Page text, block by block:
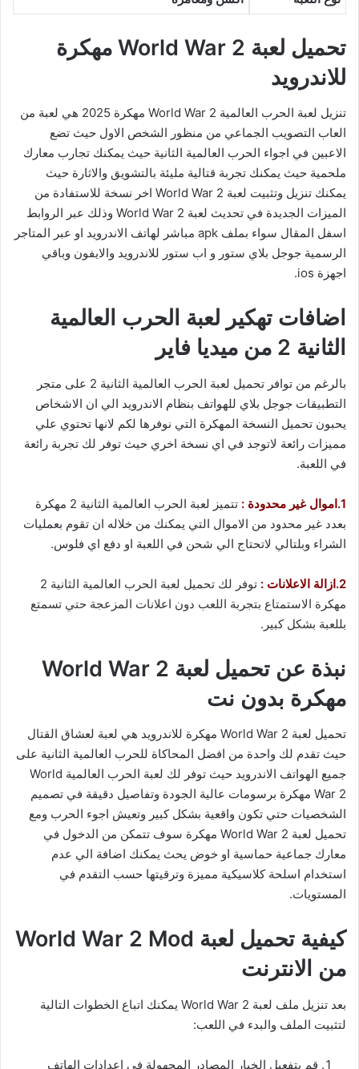
تحميل لعبة World War 2 مهكرة
للاندرويد
تنزيل لعبة الحرب العالمية World War 2 مهكرة 2025 هي لعبة من
العاب التصويب الجماعي من منظور الشخص الاول حيث تضع
الاعبين في اجواء الحرب العالمية الثانية حيث يمكنك تجارب معارك
ملحمية حيث يمكنك تجربة قتالية مليئة بالتشويق والاثارة حيث
يمكنك تنزيل وتثبيت لعبة World War 2 اخر نسخة للاستفادة من
الميزات الجديدة في تحديث لعبة World War 2 وذلك عبر الروابط
اسفل المقال سواء بملف apk مباشر لهاتف الاندرويد او عبر المتاجر
الرسمية جوجل بلاي ستور و اب ستور للاندرويد والايفون وباقي
اجهزة ios.
اضافات تهكير لعبة الحرب العالمية
الثانية 2 من ميديا فاير
بالرغم من توافر تحميل لعبة الحرب العالمية الثانية 2 على متجر
التطبيقات جوجل بلاي للهواتف بنظام الاندرويد الي ان الاشخاص
يحبون تحميل النسخة المهكرة التي نوفرها لكم لانها تحتوي علي
مميزات رائعة لاتوجد في اي نسخة اخري حيث توفر لك تجربة رائعة
في اللعبة.
1.اموال غير محدودة :
تتميز لعبة الحرب العالمية الثانية 2 مهكرة
بعدد غير محدود من الاموال التي يمكنك من خلاله ان تقوم بعمليات
الشراء وبلتالي لاتحتاج الي شحن في اللعبة او دفع اي فلوس.
2.ازالة الاعلانات :
توفر لك تحميل لعبة الحرب العالمية الثانية 2
مهكرة الاستمتاع بتجربة اللعب دون اعلانات المزعجة حتي تسمتع
بللعبة بشكل كبير.
نبذة عن تحميل لعبة World War 2
مهكرة بدون نت
تحميل لعبة World War 2 مهكرة للاندرويد هي لعبة لعشاق القتال
حيث تقدم لك واحدة من افضل المحاكاة للحرب العالمية الثانية على
جميع الهواتف الاندرويد حيث توفر لك لعبة الحرب العالمية World
War 2 مهكرة برسومات عالية الجودة وتفاصيل دقيقة في تصميم
الشخصيات حتي تكون واقعية بشكل كبير وتعيش اجوء الحرب ومع
تحميل لعبة World War 2 مهكرة سوف تتمكن من الدخول في
معارك جماعية حماسية او خوض يحث يمكنك اضافة الي عدم
استخدام اسلحة كلاسيكية مميزة وترقيتها حسب التقدم في
المستويات.
كيفية تحميل لعبة World War 2 Mod
من الانترنت
بعد تنزيل ملف لعبة World War 2 يمكنك اتباع الخطوات التالية
لتثبيت الملف والبدء في اللعب:
قم بتفعيل الخيار المصادر المجهولة في اعدادات الهاتف